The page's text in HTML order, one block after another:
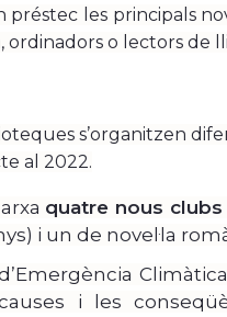
les principals
o lectors de
s’organitzen
al 2022.
quatre nous clubs
i un de novel·la
i les